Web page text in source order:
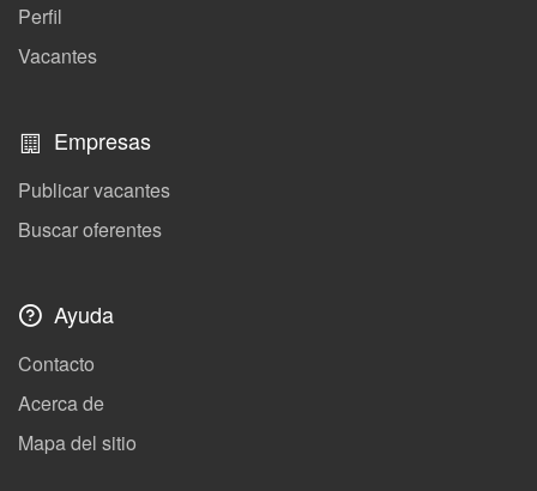
Perfil
Vacantes
Empresas
Publicar vacantes
Buscar oferentes
Ayuda
Contacto
Acerca de
Mapa del sitio